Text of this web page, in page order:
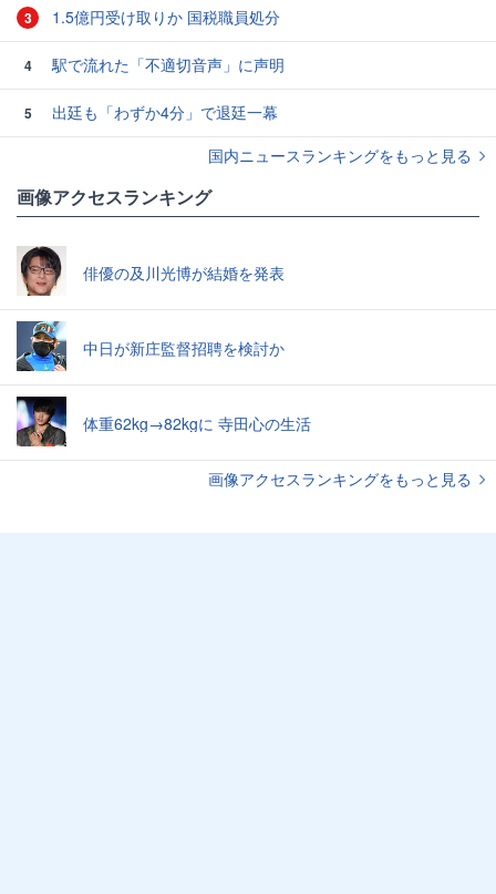
3 1.5億円受け取りか 国税職員処分
4 駅で流れた「不適切音声」に声明
5
出廷も「わずか4分」で退廷一幕
国内ニュースランキングをもっと見る
画像アクセスランキング
俳優の及川光博が結婚を発表
中日が新庄監督招聘を検討か
体重62kg→82kgに 寺田心の生活
画像アクセスランキングをもっと見る